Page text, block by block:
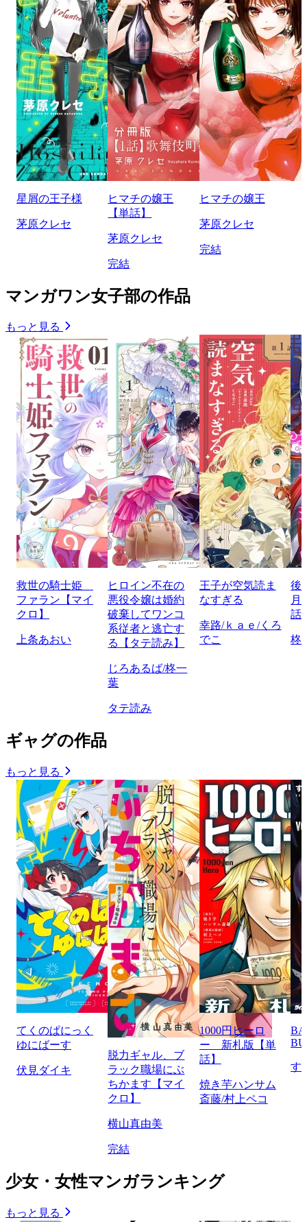
星屑の王子様
茅原クレセ
ヒマチの嬢王
【単話】
茅原クレセ
完結
ヒマチの嬢王
茅原クレセ
完結
マンガワン女子部の作品
もっと見る
救世の騎士姫
ファラン【マイ
クロ】
上条あおい
ヒロイン不在の
悪役令嬢は婚約
破棄してワンコ
系従者と逃亡す
る【タテ読み】
じろあるば/柊一
葉
タテ読み
王子が空気読ま
なすぎる
幸路/ｋａｅ/くろ
でこ
後
月
話
柊
ギャグの作品
もっと見る
てくのぱにっく
ゆにばーす
伏見ダイキ
脱力ギャル、ブ
ラック職場にぶ
ちかます【マイ
クロ】
横山真由美
完結
1000円ヒーロ
ー 新札版【単
話】
焼き芋ハンサム
斎藤/村上ペコ
す
少女・女性マンガランキング
もっと見る